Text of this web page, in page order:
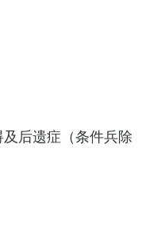
后遗症（条件兵除